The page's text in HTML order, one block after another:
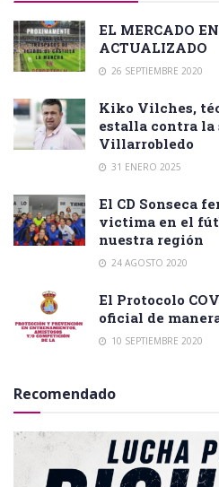
EL MERCADO
ACTUALIZADO
26 SEPTIEMBRE 2020
Kiko Vilches,
estalla contra la
Villarrobledo
31 ENERO 2025
El CD Sonseca
victima en el
nuestra región
24 AGOSTO 2020
El Protocolo
oficial de
10 SEPTIEMBRE 2020
Recomendado